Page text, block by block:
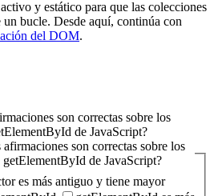
y estático para que las colecciones
bucle. Desde aquí, continúa con
del DOM.
son correctas sobre los
de JavaScript?
afirmaciones son correctas sobre los
de JavaScript?
es más antiguo y tiene mayor